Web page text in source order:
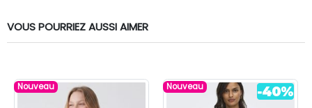
VOUS POURRIEZ AUSSI AIMER
Nouveau Nouveau